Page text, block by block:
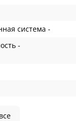
система -
-